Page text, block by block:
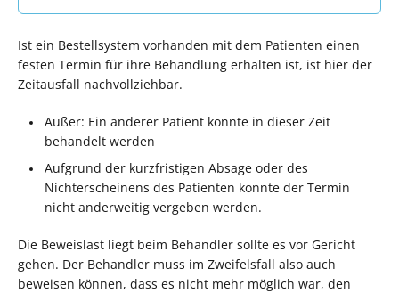
Ist ein Bestellsystem vorhanden mit dem Patienten einen
festen Termin für ihre Behandlung erhalten ist, ist hier der
Zeitausfall nachvollziehbar.
Außer: Ein anderer Patient konnte in dieser Zeit
behandelt werden
Aufgrund der kurzfristigen Absage oder des
Nichterscheinens des Patienten konnte der Termin
nicht anderweitig vergeben werden.
Die Beweislast liegt beim Behandler sollte es vor Gericht
gehen. Der Behandler muss im Zweifelsfall also auch
beweisen können, dass es nicht mehr möglich war, den